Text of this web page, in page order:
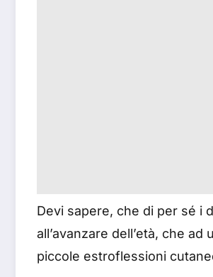
Devi sapere, che di per sé i
all’avanzare dell’età, che
piccole estroflessioni